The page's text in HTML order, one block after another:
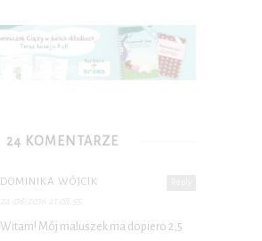
24 KOMENTARZE
DOMINIKA WÓJCIK
Witam! Mój maluszek ma dopiero 2,5